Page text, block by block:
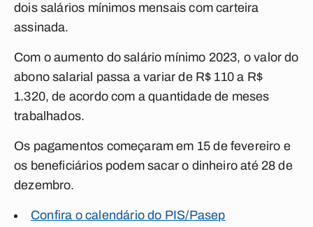
dois salários mínimos mensais com carteira
assinada.
Com o aumento do salário mínimo 2023, o valor do
abono salarial passa a variar de R$ 110 a R$
1.320, de acordo com a quantidade de meses
trabalhados.
Os pagamentos começaram em 15 de fevereiro e
os beneficiários podem sacar o dinheiro até 28 de
dezembro.
Confira o calendário do PIS/Pasep